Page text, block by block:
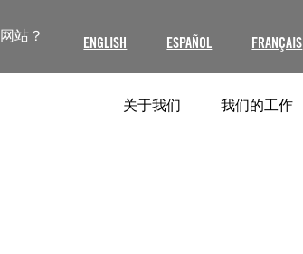
站？ ENGLISH ESPAÑOL FRANÇAIS
关于我们 我们的工作